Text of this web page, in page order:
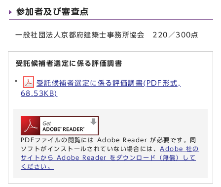
参加者及び審査点
一般社団法人京都府建築士事務所協会 220／300点
受託候補者選定に係る評価調書
受託候補者選定に係る評価調書(PDF形式,
68.53KB)
PDFファイルの閲覧には Adobe Reader が必要です。同
ソフトがインストールされていない場合には、 Adobe 社の
サイトから Adobe Reader をダウンロード（無償）して
ください。